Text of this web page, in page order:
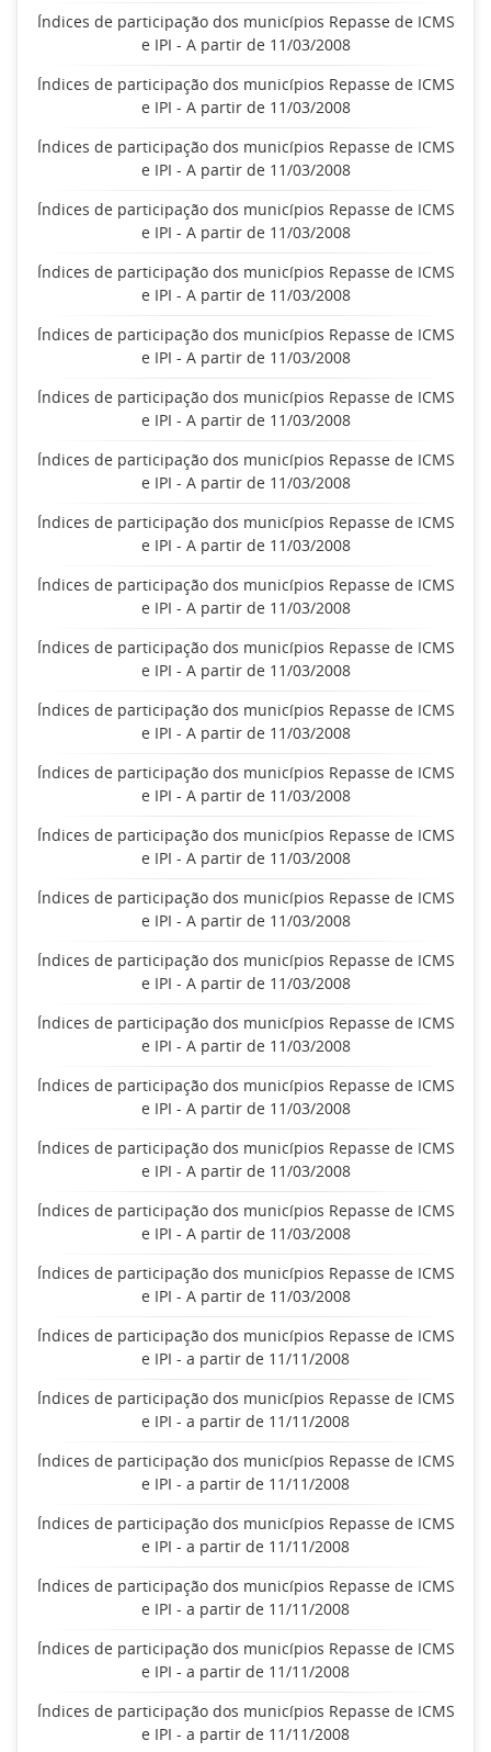
Índices de participação dos municípios Repasse de ICMS
e IPI - A partir de 11/03/2008
Índices de participação dos municípios Repasse de ICMS
e IPI - A partir de 11/03/2008
Índices de participação dos municípios Repasse de ICMS
e IPI - A partir de 11/03/2008
Índices de participação dos municípios Repasse de ICMS
e IPI - A partir de 11/03/2008
Índices de participação dos municípios Repasse de ICMS
e IPI - A partir de 11/03/2008
Índices de participação dos municípios Repasse de ICMS
e IPI - A partir de 11/03/2008
Índices de participação dos municípios Repasse de ICMS
e IPI - A partir de 11/03/2008
Índices de participação dos municípios Repasse de ICMS
e IPI - A partir de 11/03/2008
Índices de participação dos municípios Repasse de ICMS
e IPI - A partir de 11/03/2008
Índices de participação dos municípios Repasse de ICMS
e IPI - A partir de 11/03/2008
Índices de participação dos municípios Repasse de ICMS
e IPI - A partir de 11/03/2008
Índices de participação dos municípios Repasse de ICMS
e IPI - A partir de 11/03/2008
Índices de participação dos municípios Repasse de ICMS
e IPI - A partir de 11/03/2008
Índices de participação dos municípios Repasse de ICMS
e IPI - A partir de 11/03/2008
Índices de participação dos municípios Repasse de ICMS
e IPI - A partir de 11/03/2008
Índices de participação dos municípios Repasse de ICMS
e IPI - A partir de 11/03/2008
Índices de participação dos municípios Repasse de ICMS
e IPI - A partir de 11/03/2008
Índices de participação dos municípios Repasse de ICMS
e IPI - A partir de 11/03/2008
Índices de participação dos municípios Repasse de ICMS
e IPI - A partir de 11/03/2008
Índices de participação dos municípios Repasse de ICMS
e IPI - A partir de 11/03/2008
Índices de participação dos municípios Repasse de ICMS
e IPI - A partir de 11/03/2008
Índices de participação dos municípios Repasse de ICMS
e IPI - a partir de 11/11/2008
Índices de participação dos municípios Repasse de ICMS
e IPI - a partir de 11/11/2008
Índices de participação dos municípios Repasse de ICMS
e IPI - a partir de 11/11/2008
Índices de participação dos municípios Repasse de ICMS
e IPI - a partir de 11/11/2008
Índices de participação dos municípios Repasse de ICMS
e IPI - a partir de 11/11/2008
Índices de participação dos municípios Repasse de ICMS
e IPI - a partir de 11/11/2008
Índices de participação dos municípios Repasse de ICMS
e IPI - a partir de 11/11/2008